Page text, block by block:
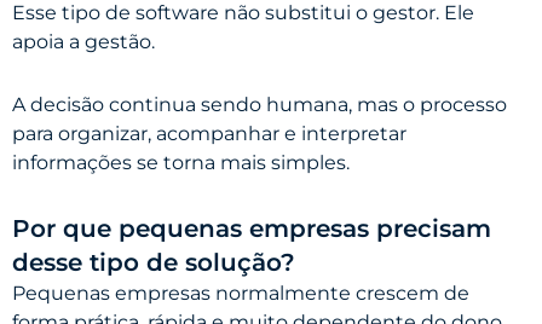
Esse tipo de software não substitui o gestor. Ele
apoia a gestão.
A decisão continua sendo humana, mas o processo
para organizar, acompanhar e interpretar
informações se torna mais simples.
Por que pequenas empresas precisam
desse tipo de solução?
Pequenas empresas normalmente crescem de